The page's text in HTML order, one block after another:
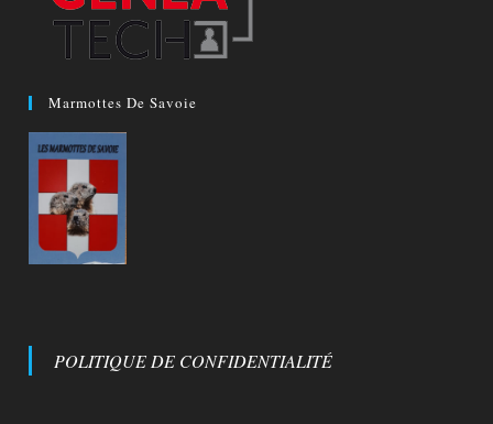
Marmottes De Savoie
POLITIQUE DE CONFIDENTIALITÉ